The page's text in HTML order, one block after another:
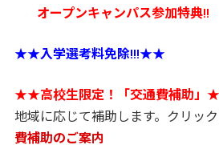
オープンキャンパス参加特典
★★入学選考料免除!!!★★
★★高校生限定！「交通費補助」
地域に応じて補助します。クリッ
費補助のご案内